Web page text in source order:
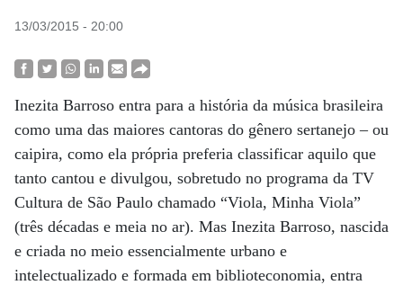
13/03/2015 - 20:00
Inezita Barroso entra para a história da música brasileira
como uma das maiores cantoras do gênero sertanejo – ou
caipira, como ela própria preferia classificar aquilo que
tanto cantou e divulgou, sobretudo no programa da TV
Cultura de São Paulo chamado “Viola, Minha Viola”
(três décadas e meia no ar). Mas Inezita Barroso, nascida
e criada no meio essencialmente urbano e
intelectualizado e formada em biblioteconomia, entra